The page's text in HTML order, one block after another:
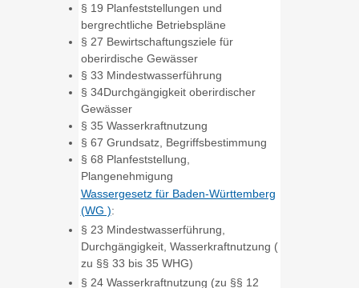
§ 19 Planfeststellungen und
bergrechtliche Betriebspläne
§ 27 Bewirtschaftungsziele für
oberirdische Gewässer
§ 33 Mindestwasserführung
§ 34Durchgängigkeit oberirdischer
Gewässer
§ 35 Wasserkraftnutzung
§ 67 Grundsatz, Begriffsbestimmung
§ 68 Planfeststellung,
Plangenehmigung
Wassergesetz für Baden-Württemberg
(WG ):
§ 23 Mindestwasserführung,
Durchgängigkeit, Wasserkraftnutzung (
zu §§ 33 bis 35 WHG)
§ 24 Wasserkraftnutzung (zu §§ 12